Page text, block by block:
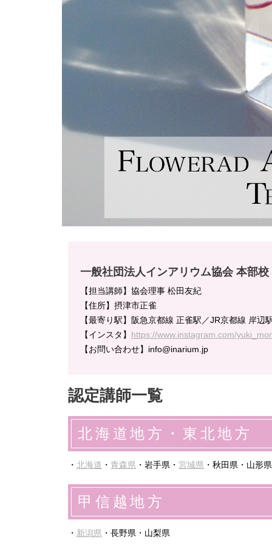
一般社団法人インアリウム協会 本部校
【担当講師】協会理事 松田友紀
【住所】摂津市正雀
【最寄り駅】阪急京都線 正雀駅／JR京都線 岸辺
【インスタ】 https://www.instagram.com/
【お問い合わせ】info@inarium.jp
認定講師一覧
北海道地方・東北地方
・ 北海道 ・ 青森県 ・岩手県・ 宮城県 ・秋田県・山形
甲信越地方
・ 新潟県 ・長野県・山梨県